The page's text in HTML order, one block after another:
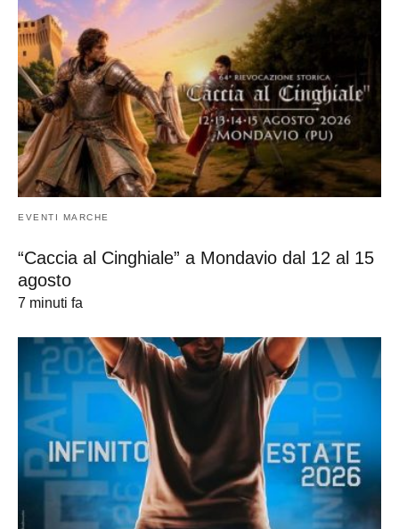
EVENTI MARCHE
“Caccia al Cinghiale” a Mondavio dal 12 al 15
agosto
7 minuti fa